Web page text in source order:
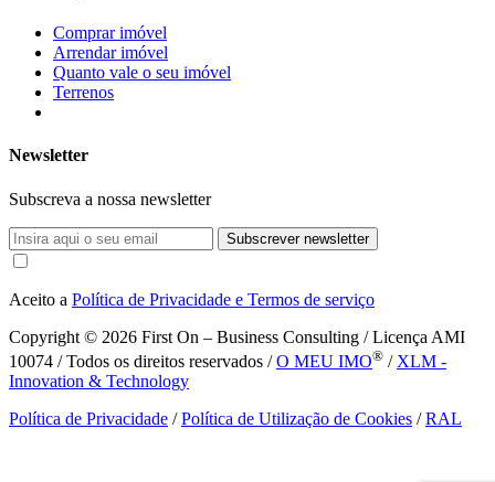
Comprar imóvel
Arrendar imóvel
Quanto vale o seu imóvel
Terrenos
Newsletter
Subscreva a nossa newsletter
Subscrever newsletter
Aceito a Política de Privacidade e Termos de serviço
Copyright © 2026 First On – Business Consulting / Licença AMI
10074 / Todos os direitos reservados /O MEU IMO® / XLM -
Innovation & Technology
Política de Privacidade /Política de Utilização de Cookies /RAL